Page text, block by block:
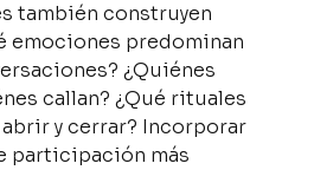
también construyen
emociones predominan
¿Quiénes
callan? ¿Qué rituales
abrir y cerrar? Incorporar
participación más